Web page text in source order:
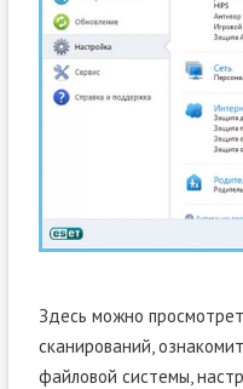
Здесь можно
сканирований,
файловой системы,